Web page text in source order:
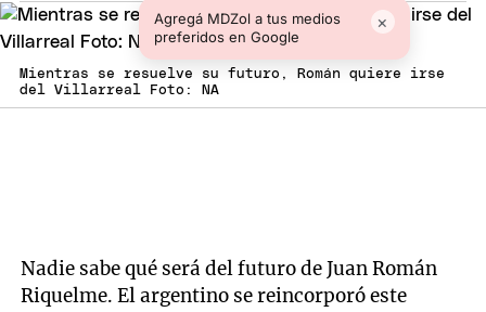
Agregá MDZol a tus medios
preferidos en Google
×
Mientras se resuelve su futuro, Román quiere irse
del Villarreal Foto: NA
Nadie sabe qué será del futuro de Juan Román
Riquelme. El argentino se reincorporó este